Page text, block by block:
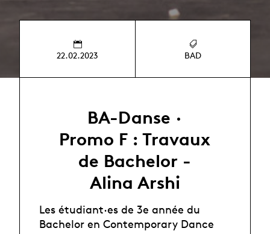
22.02.2023 BAD
BA-Danse ·
Promo F : Travaux
de Bachelor -
Alina Arshi
Les étudiant·es de 3e année du
Bachelor en Contemporary Dance